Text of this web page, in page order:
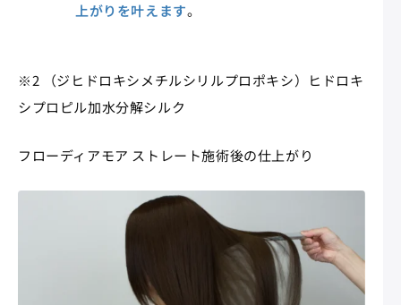
上がりを叶えます。
※2 （ジヒドロキシメチルシリルプロポキシ）ヒドロキ
シプロピル加水分解シルク
フローディアモア ストレート施術後の仕上がり